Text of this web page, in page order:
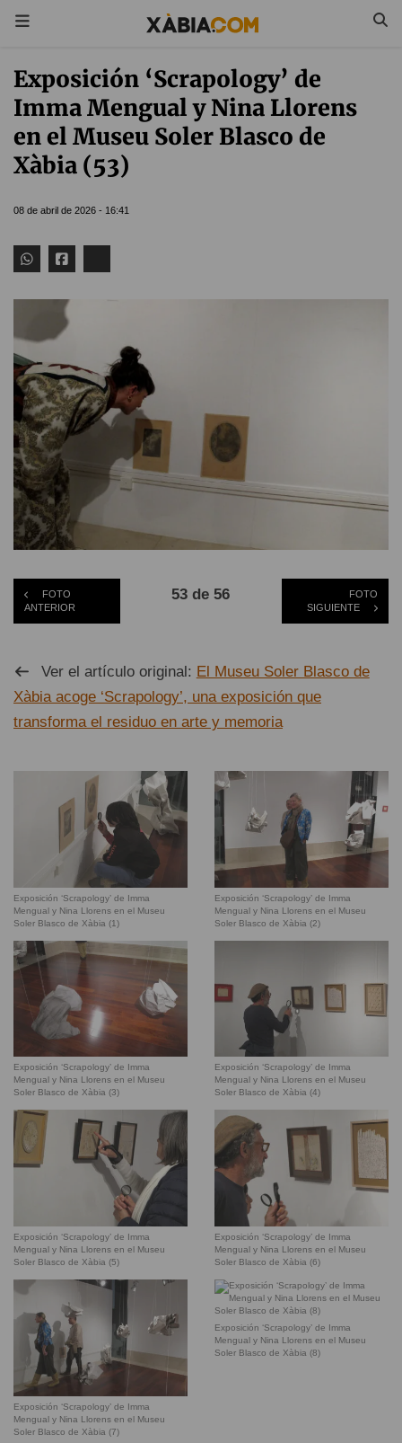
Exposición ‘Scrapology’ de
Imma Mengual y Nina Llorens
en el Museu Soler Blasco de
Xàbia (53)
08 de abril de 2026 - 16:41
FOTO
ANTERIOR
53 de 56
FOTO
SIGUIENTE
Ver el artículo original: El Museu Soler Blasco de
Xàbia acoge ‘Scrapology’, una exposición que
transforma el residuo en arte y memoria
Exposición ‘Scrapology’ de Imma
Mengual y Nina Llorens en el Museu
Soler Blasco de Xàbia (1)
Exposición ‘Scrapology’ de Imma
Mengual y Nina Llorens en el Museu
Soler Blasco de Xàbia (2)
Exposición ‘Scrapology’ de Imma
Mengual y Nina Llorens en el Museu
Soler Blasco de Xàbia (3)
Exposición ‘Scrapology’ de Imma
Mengual y Nina Llorens en el Museu
Soler Blasco de Xàbia (4)
Exposición ‘Scrapology’ de Imma
Mengual y Nina Llorens en el Museu
Soler Blasco de Xàbia (5)
Exposición ‘Scrapology’ de Imma
Mengual y Nina Llorens en el Museu
Soler Blasco de Xàbia (6)
Exposición ‘Scrapology’ de Imma
Mengual y Nina Llorens en el Museu
Soler Blasco de Xàbia (7)
Exposición ‘Scrapology’ de Imma
Mengual y Nina Llorens en el Museu
Soler Blasco de Xàbia (8)